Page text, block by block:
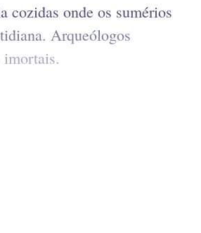
cozidas onde os sumérios
Arqueólogos
imortais.